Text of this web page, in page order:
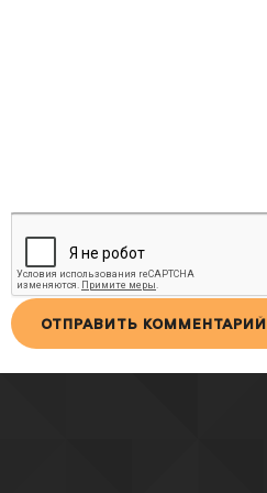
ОТПРАВИТЬ КОММЕНТАРИЙ